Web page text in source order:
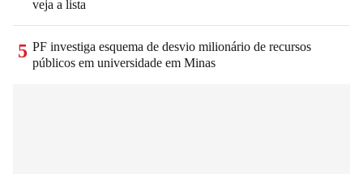
veja a lista
5 PF investiga esquema de desvio milionário de recursos
públicos em universidade em Minas